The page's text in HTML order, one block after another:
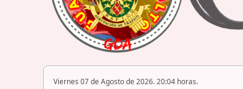
Viernes 07 de Agosto de 2026. 20:04 horas.